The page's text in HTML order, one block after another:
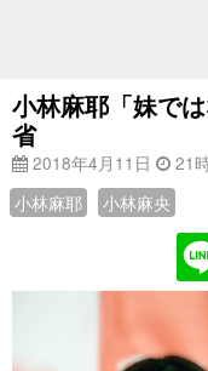
小林麻耶「妹で
省
2018年4月11日
21
小林麻耶
小林麻央